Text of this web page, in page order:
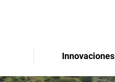
Innovaciones